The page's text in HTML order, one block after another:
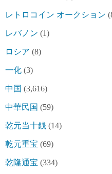
レトロコイン オークション
レバノン (1)
ロシア (8)
一化 (3)
中国 (3,616)
中華民国 (59)
乾元当十銭 (14)
乾元重宝 (69)
乾隆通宝 (334)